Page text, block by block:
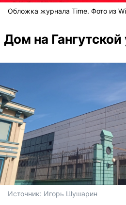
Обложка журнала Time. Фото из
Дом на
Источник: Игорь Шушарин